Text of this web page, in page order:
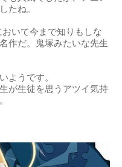
たね。
いて今まで知りもしな
作だ。鬼塚みたいな先生
ようです。
が生徒を思うアツイ気持